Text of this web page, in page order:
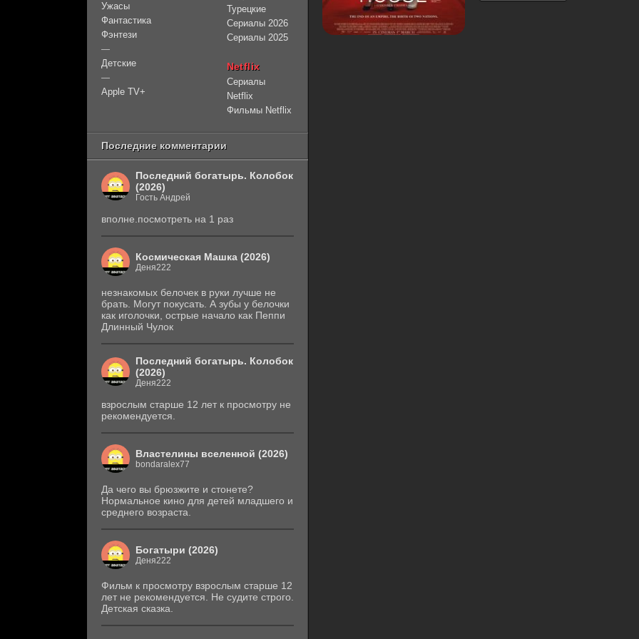
Ужасы
Фантастика
Фэнтези
—
Детские
—
Apple TV+
Турецкие
Сериалы 2026
Сериалы 2025
Netflix
Сериалы
Netflix
Фильмы Netflix
Последние комментарии
Последний богатырь. Колобок
(2026)
Гость Андрей
вполне.посмотреть на 1 раз
Космическая Машка (2026)
Деня222
незнакомых белочек в руки лучше не
брать. Могут покусать. А зубы у белочки
как иголочки, острые начало как Пеппи
Длинный Чулок
Последний богатырь. Колобок
(2026)
Деня222
взрослым старше 12 лет к просмотру не
рекомендуется.
Властелины вселенной (2026)
bondaralex77
Да чего вы брюзжите и стонете?
Нормальное кино для детей младшего и
среднего возраста.
Богатыри (2026)
Деня222
Фильм к просмотру взрослым старше 12
лет не рекомендуется. Не судите строго.
Детская сказка.